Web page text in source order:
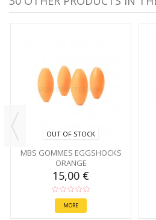
OUT OF STOCK
MBS GOMMES EGGSHOCKS
ORANGE
15,00 €
MORE